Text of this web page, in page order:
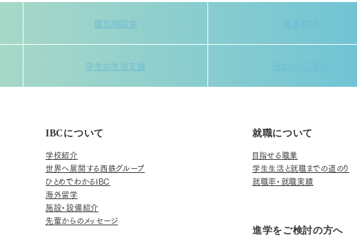
個別相談会
学生の生活支援
IBCについて
学校紹介
世界へ展開する西鉄グループ
ひとめでわかるIBC
海外留学
施設・設備紹介
先輩からのメッセージ
就職について
目指せる職業
学生生活と就職までの道のり
就職率・就職実績
進学をご検討の方へ